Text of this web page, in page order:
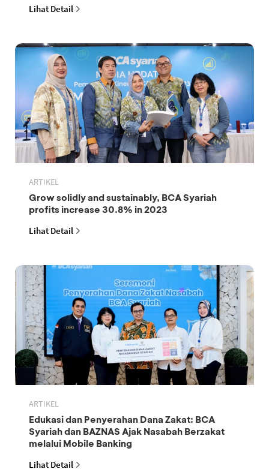
Lihat Detail
ARTIKEL
Grow solidly and sustainably, BCA Syariah
profits increase 30.8% in 2023
Lihat Detail
ARTIKEL
Edukasi dan Penyerahan Dana Zakat: BCA
Syariah dan BAZNAS Ajak Nasabah Berzakat
melalui Mobile Banking
Lihat Detail